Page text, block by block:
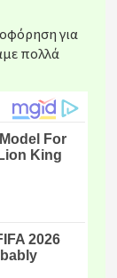
για
πολλά